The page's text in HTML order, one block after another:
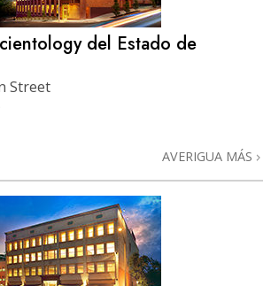
del Estado de
Street
AVERIGUA MÁS